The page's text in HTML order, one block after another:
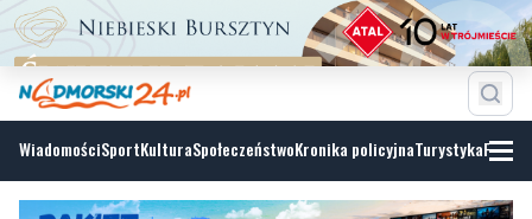
WiadomościSportKulturaSpołeczeństwoKronika policyjnaTurystyka